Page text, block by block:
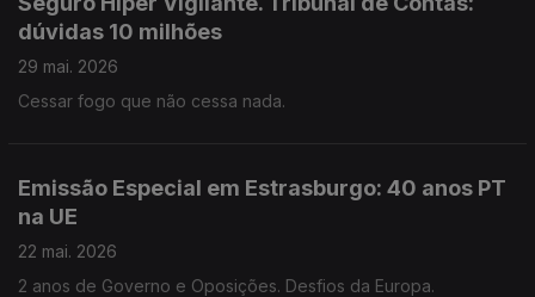
dúvidas 10 milhões
29 mai. 2026
Cessar fogo que não cessa nada.
Emissão Especial em Estrasburgo: 40 anos PT
na UE
22 mai. 2026
2 anos de Governo e Oposições. Desfios da Europa.